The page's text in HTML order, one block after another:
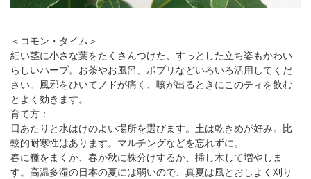
＜コモン・タイム＞
細い茎に小さな葉をたくさんつけた、すっとした立ち姿もかわい
らしいハーブ。お茶やお風呂、ポプリなどいろいろ活用してくだ
さい。風邪をひいてノドが痛く、咳が出るときにこのティを飲む
とよく効きます。
育て方：
日あたりと水はけのよい場所を選びます。土は乾きめが好み。比
較的耐寒性はあります。マルチングなどを忘れずに。
春に種をまくか、春か秋に株分けするか、挿し木して増やしま
す。高温多湿の日本の夏には弱いので、真夏は風とおしよく刈り